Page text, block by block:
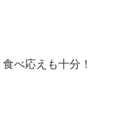
べ応えも十分！